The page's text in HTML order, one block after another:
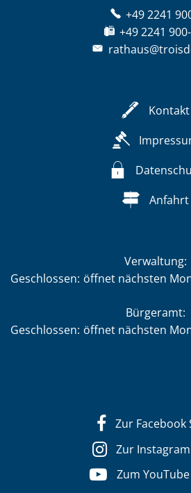
+49 2241
+49 2241
Kontakt
Anfahrt
Verwaltung:
Klicken, um weitere Öffnungs-
Geschlossen: öffnet nächsten
Bürgeramt:
Klicken, um weitere Öffnungs-
Geschlossen: öffnet nächsten
Zur Facebook
Zur
Zum